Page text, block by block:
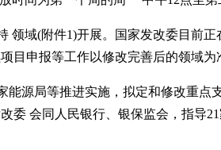
领域(附件1)开展。国家发改委目前
目申报等工作以修改完善后的领域为
源局等推进实施，拟定和修改重
委 会同人民银行、银保监会，指导